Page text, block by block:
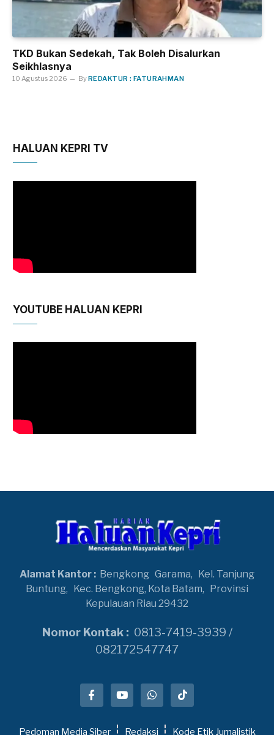
TKD Bukan Sedekah, Tak Boleh Disalurkan
Seikhlasnya
10 Agustus 2026 ByREDAKTUR : FATURAHMAN
HALUAN KEPRI TV
YOUTUBE HALUAN KEPRI
Alamat Kantor : Bengkong Garama,
Kel. Tanjung
Buntung,
Kec. Bengkong, Kota Batam,
Provinsi
Kepulauan Riau 29432
Nomor Kontak : 0813-7419-3939 /
082172547747
Pedoman Media Siber Redaksi Kode Etik Jurnalistik